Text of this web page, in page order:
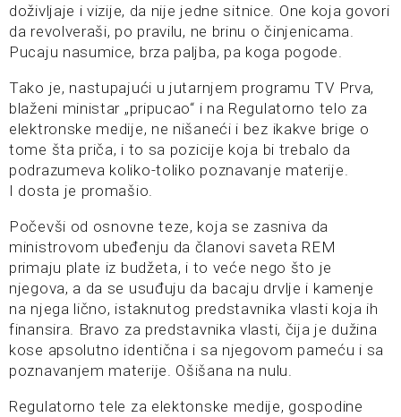
doživljaje i vizije, da nije jedne sitnice. One koja govori
da revolveraši, po pravilu, ne brinu o činjenicama.
Pucaju nasumice, brza paljba, pa koga pogode.
Tako je, nastupajući u jutarnjem programu TV Prva,
blaženi ministar „pripucao“ i na Regulatorno telo za
elektronske medije, ne nišaneći i bez ikakve brige o
tome šta priča, i to sa pozicije koja bi trebalo da
podrazumeva koliko-toliko poznavanje materije.
I dosta je promašio.
Počevši od osnovne teze, koja se zasniva da
ministrovom ubeđenju da članovi saveta REM
primaju plate iz budžeta, i to veće nego što je
njegova, a da se usuđuju da bacaju drvlje i kamenje
na njega lično, istaknutog predstavnika vlasti koja ih
finansira. Bravo za predstavnika vlasti, čija je dužina
kose apsolutno identična i sa njegovom pameću i sa
poznavanjem materije. Ošišana na nulu.
Regulatorno tele za elektonske medije, gospodine